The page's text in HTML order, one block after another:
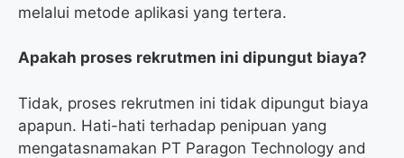
melalui metode aplikasi yang tertera.
Apakah proses rekrutmen ini dipungut biaya?
Tidak, proses rekrutmen ini tidak dipungut biaya
apapun. Hati-hati terhadap penipuan yang
mengatasnamakan PT Paragon Technology and